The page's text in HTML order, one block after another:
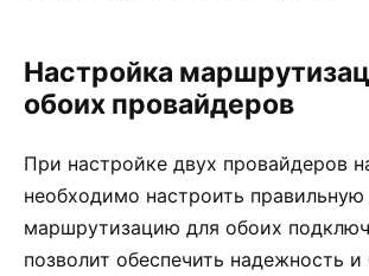
Настройка
обоих провайдеров
При настройке двух провайдеров
необходимо настроить правильную
маршрутизацию для обоих
позволит обеспечить надежность и